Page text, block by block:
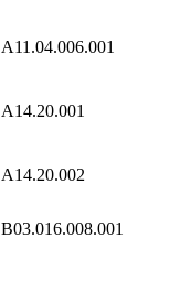
A11.04.006.001
A14.20.001
A14.20.002
B03.016.008.001